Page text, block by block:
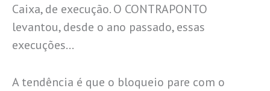
Caixa, de execução. O CONTRAPONTO
levantou, desde o ano passado, essas
execuções…
A tendência é que o bloqueio pare com o